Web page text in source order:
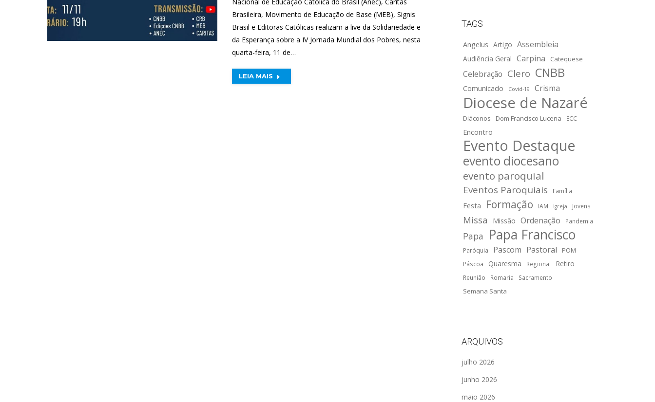
Brasileira, Movimento de Educação de Base (MEB), Signis
Brasil e Editoras Católicas realizam a live da Solidariedade e
da Esperança sobre a IV Jornada Mundial dos Pobres, nesta
quarta-feira, 11 de…
LEIA MAIS
TAGS
Angelus Artigo Assembleia
Audiência Geral Carpina Catequese
Celebração Clero CNBB
Comunicado Covid-19 Crisma
Diocese de Nazaré
Diáconos Dom Francisco Lucena ECC
Encontro
Evento Destaque
evento diocesano
evento paroquial
Eventos Paroquiais Família
Festa Formação IAM Igreja Jovens
Missa Missão Ordenação Pandemia
Papa Papa Francisco
Paróquia Pascom Pastoral POM
Páscoa Quaresma Regional Retiro
Reunião Romaria Sacramento
Semana Santa
ARQUIVOS
julho 2026
junho 2026
maio 2026